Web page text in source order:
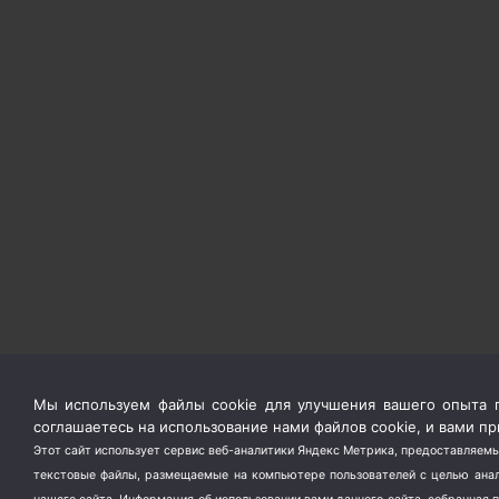
Мы используем файлы cookie для улучшения вашего опыта
соглашаетесь на использование нами файлов cookie, и вами
Этот сайт использует сервис веб-аналитики Яндекс Метрика,
текстовые файлы, размещаемые на компьютере пользователей с целью